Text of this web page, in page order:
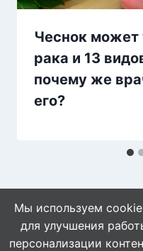
Чеснок может
рака и 13
почему же
его?
Мы используем
для улучшения
персонализации